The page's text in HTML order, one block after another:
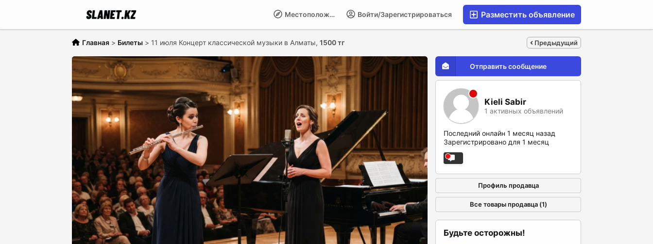
Разместить объявление
Войти/Зарегистрироваться
Местоположение
Главная > Билеты > 11 июля Концерт классической музыки в Алматы, 1500 тг Предыдущий
Отправить сообщение
Kieli Sabir
1 активных объявлений
Последний онлайн 1 месяц назад
Зарегистрировано для 1 месяц
Профиль продавца
Все товары продавца (1)
Будьте осторожны!